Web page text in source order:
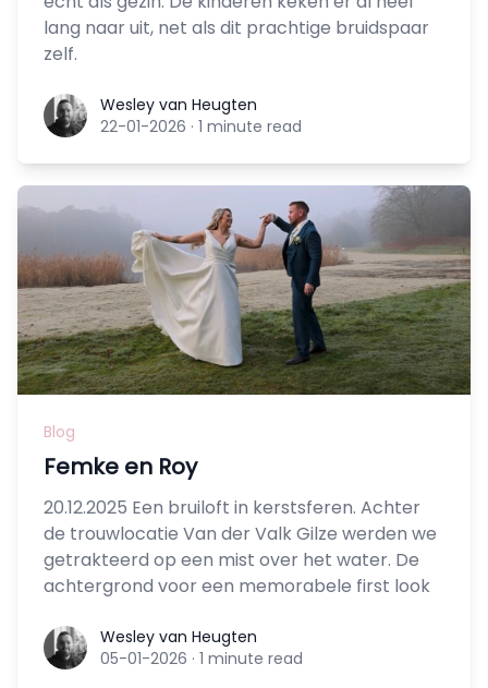
lang naar uit, net als dit prachtige bruidspaar
zelf.
Wesley van Heugten
Wesley van Heugten
22-01-2026 · 1 minute read
Blog
Femke en Roy
20.12.2025 Een bruiloft in kerstsferen. Achter
de trouwlocatie Van der Valk Gilze werden we
getrakteerd op een mist over het water. De
achtergrond voor een memorabele first look
Wesley van Heugten
Wesley van Heugten
05-01-2026 · 1 minute read